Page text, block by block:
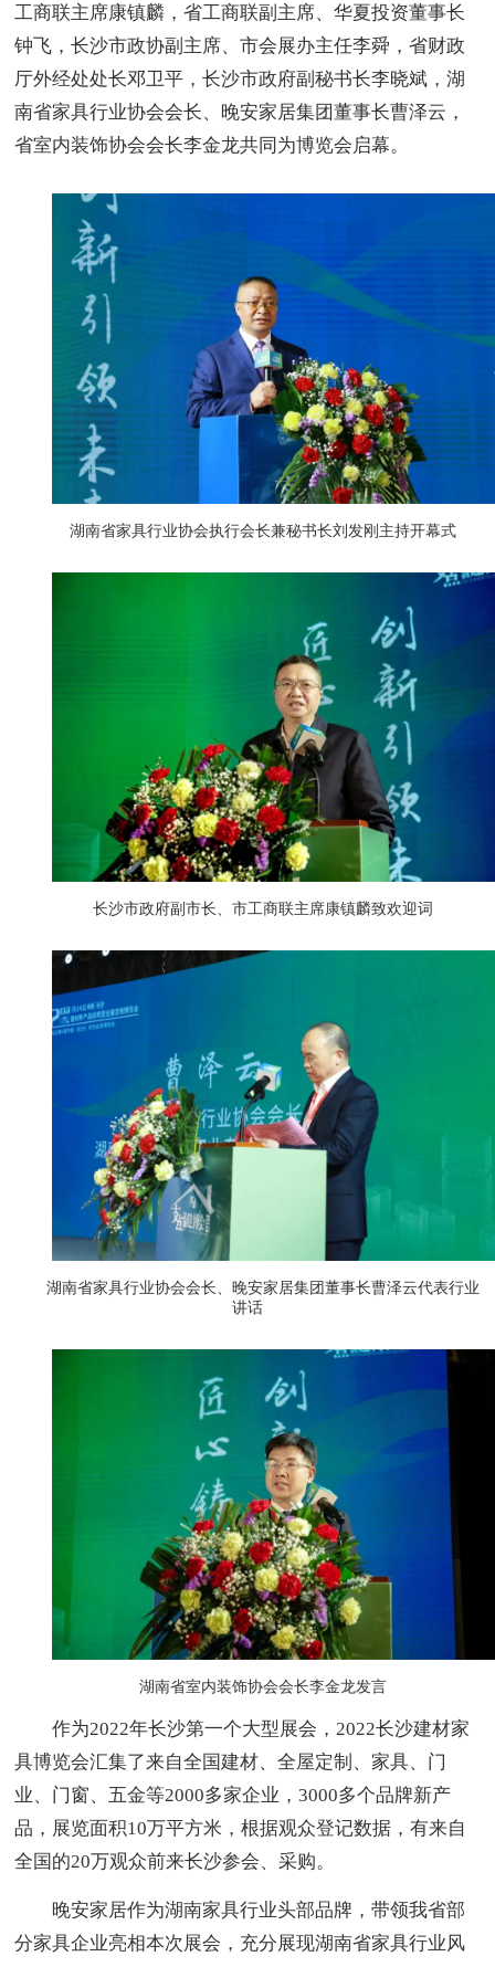
工商联主席康镇麟，省工商联副主席、华夏投资董事长
钟飞，长沙市政协副主席、市会展办主任李舜，省财政
厅外经处处长邓卫平，长沙市政府副秘书长李晓斌，湖
南省家具行业协会会长、晚安家居集团董事长曹泽云，
省室内装饰协会会长李金龙共同为博览会启幕。
湖南省家具行业协会执行会长兼秘书长刘发刚主持开幕式
长沙市政府副市长、市工商联主席康镇麟致欢迎词
湖南省家具行业协会会长、晚安家居集团董事长曹泽云代表行业
讲话
湖南省室内装饰协会会长李金龙发言
作为2022年长沙第一个大型展会，2022长沙建材家
具博览会汇集了来自全国建材、全屋定制、家具、门
业、门窗、五金等2000多家企业，3000多个品牌新产
品，展览面积10万平方米，根据观众登记数据，有来自
全国的20万观众前来长沙参会、采购。
晚安家居作为湖南家具行业头部品牌，带领我省部
分家具企业亮相本次展会，充分展现湖南省家具行业风